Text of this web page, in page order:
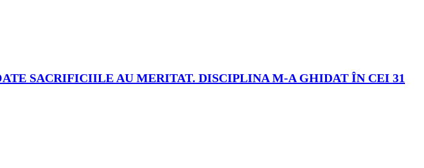
SACRIFICIILE AU MERITAT. DISCIPLINA M-A GHIDAT ÎN CEI 31